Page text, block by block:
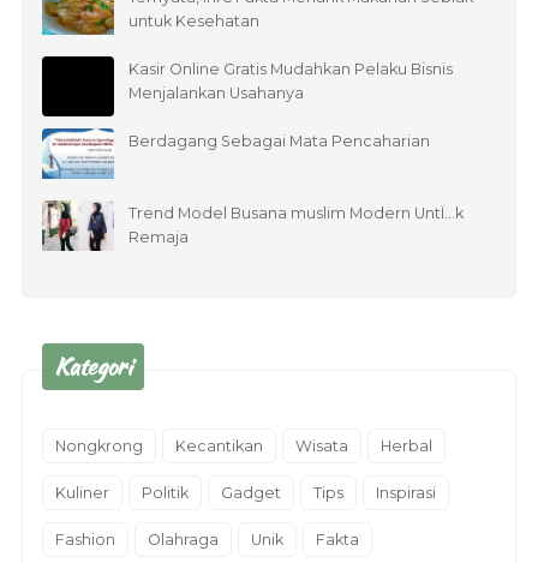
untuk Kesehatan
Kasir Online Gratis Mudahkan Pelaku Bisnis
Menjalankan Usahanya
Berdagang Sebagai Mata Pencaharian
Trend Model Busana muslim Modern UntÏ…k
Remaja
Kategori
Nongkrong Kecantikan Wisata Herbal
Kuliner Politik Gadget Tips Inspirasi
Fashion Olahraga Unik Fakta